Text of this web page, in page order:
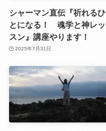
シャーマン直伝『祈れるひ
とになる！ 魂学と神レッ
スン』講座やります！
2025年7月31日